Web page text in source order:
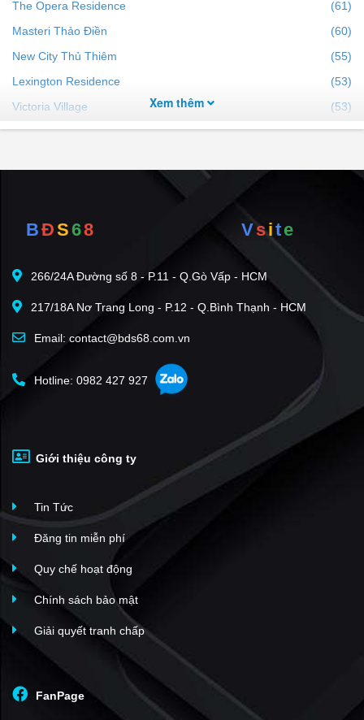
The Opera Residence
(61)
Masteri Thảo Điền
(60)
New City Thủ Thiêm
(55)
Lexington Residence
(53)
Victoria Village
(53)
The Galleria Residence
(42)
The Crest Residence
Lumiere Riverside
Masteri An Phú
(31)
Saigon Mystery Villas
Sala Đại Quang Minh
Lakeview City
Vista Verde
An Phú An Khánh
La Astoria
The Vista An Phú
Feliz En Vista
Imperia An Phú
D’Lusso
SOHO - The Global City
(19)
Xem thêm
BĐS68 Vsite
266/24A Đường số 8 - P.11 - Q.Gò Vấp - HCM
217/18A Nơ Trang Long - P.12 - Q.Bình Thạnh - HCM
Email: contact@bds68.com.vn
Hotline: 0982 427 927
Giới thiệu công ty
Tin Tức
Đăng tin miễn phí
Quy chế hoạt động
Chính sách bảo mật
Giải quyết tranh chấp
FanPage